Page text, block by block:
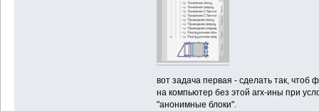
вот задача первая - сделать так, чтоб
на компьютер без этой arx-ины при
"анонимные блоки".